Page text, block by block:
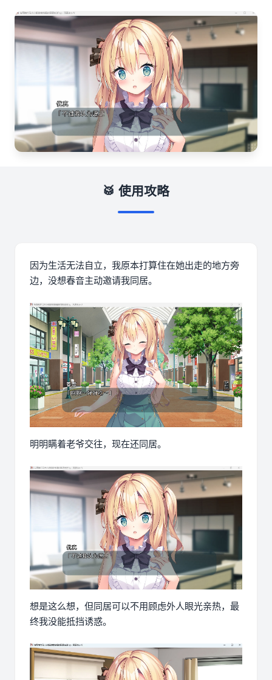
🥁 使用攻略
因为生活无法自立，我原本打算住在她出走的地方旁
边，没想春音主动邀请我同居。
明明瞒着老爷交往，现在还同居。
想是这么想，但同居可以不用顾虑外人眼光亲热，最
终我没能抵挡诱惑。